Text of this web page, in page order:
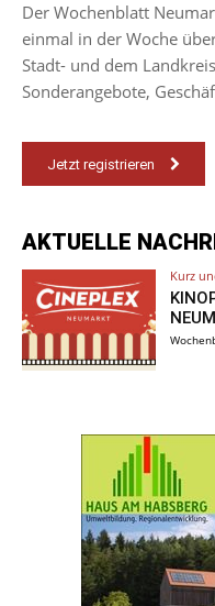
Der Wochenblatt
einmal in der Woche
Stadt- und dem
Sonderangebote,
Jetzt registrieren
AKTUELLE
Kurz